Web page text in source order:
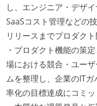
し、エンジニア・デザイ
SaaSコスト管理などの
リリースまでプロダク
・プロダクト機能の策
場における競合・ユー
ムを整理し、企業のIT
率化の目標達成にコミッ